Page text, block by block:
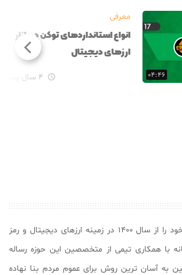
۰۴:۴۶
معرفی
انواع استانداردهای توکن در بازار
ارزهای دیجیتال
۴ سال پیش 
رسانه ویدینو فعالیت خود را از سال ۱۴۰۰ در زمینه ارزهای دیجیتال و رمز
با همکاری تیمی از متخصصین این حوزه رساله
به آسان ترین روش برای عموم مردم بنا نهاده